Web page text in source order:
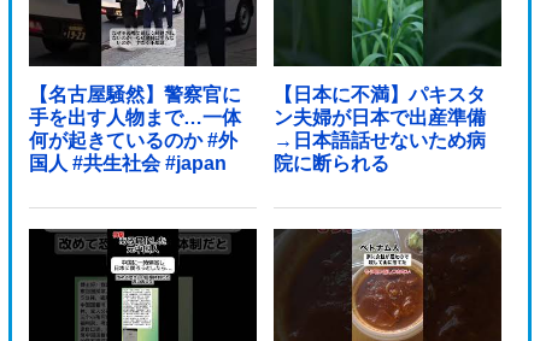
【名古屋騒然】警察官に
手を出す人物まで…一体
何が起きているのか #外
国人 #共生社会 #japan
【日本に不満】パキスタ
ン夫婦が日本で出産準備
→日本語話せないため病
院に断られる